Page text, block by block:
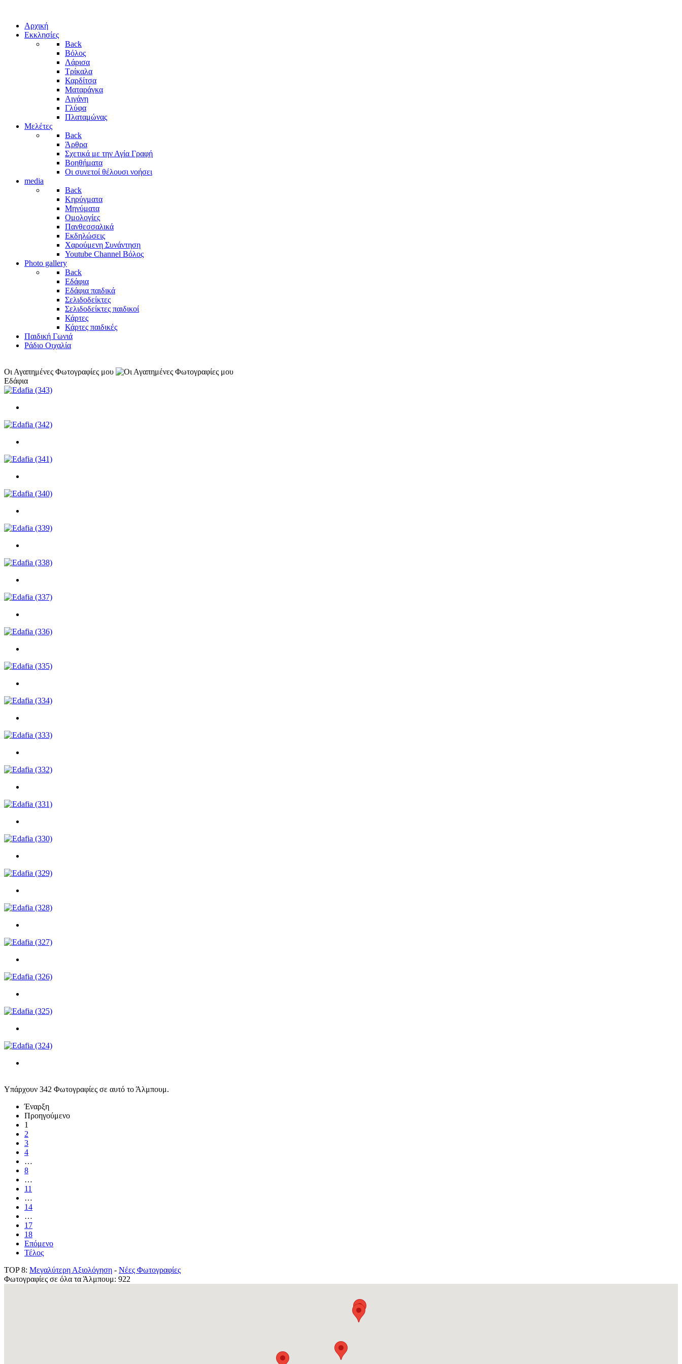
Αρχική
Εκκλησίες
Back
Βόλος
Λάρισα
Τρίκαλα
Καρδίτσα
Ματαράγκα
Αιγάνη
Γλύφα
Πλαταμώνας
Μελέτες
Back
Άρθρα
Σχετικά με την Αγία Γραφή
Βοηθήματα
Οι συνετοί θέλουσι νοήσει
media
Back
Κηρύγματα
Μηνύματα
Ομολογίες
Πανθεσσαλικά
Εκδηλώσεις
Χαρούμενη Συνάντηση
Youtube Channel Βόλος
Photo gallery
Back
Εδάφια
Εδάφια παιδικά
Σελιδοδείκτες
Σελιδοδείκτες παιδικοί
Κάρτες
Κάρτες παιδικές
Παιδική Γωνιά
Ράδιο Οιχαλία
Οι Αγαπημένες Φωτογραφίες μου
Εδάφια
Υπάρχουν 342 Φωτογραφίες σε αυτό το Άλμπουμ.
Έναρξη
Προηγούμενο
1
2
3
4
…
8
…
11
…
14
…
17
18
Επόμενο
Τέλος
TOP 8: Μεγαλύτερη Αξιολόγηση - Νέες Φωτογραφίες
Φωτογραφίες σε όλα τα Άλμπουμ: 922